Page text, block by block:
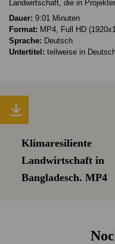
Landwirtschaft, die in
Dauer: 9:01 Minuten
Format: MP4, Full HD
Sprache: Deutsch
Untertitel: teilweise in
Klimaresiliente
Landwirtschaft in
Bangladesch. MP4